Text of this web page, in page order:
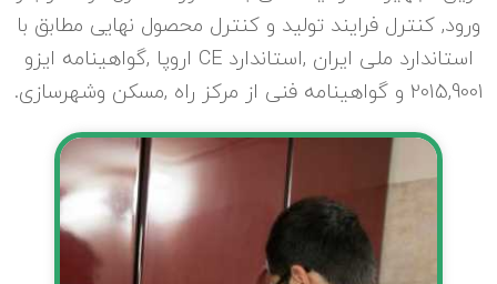
ورود, کنترل فرایند تولید و کنترل محصول نهایی مطابق با
استاندارد ملی ایران ,استاندارد CE اروپا ,گواهینامه ایزو
2015,9001 و گواهینامه فنی از مرکز راه ,مسکن وشهرسازی.